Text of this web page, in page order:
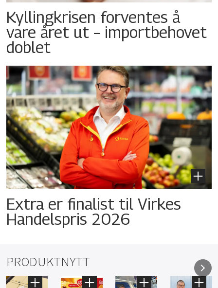
Kyllingkrisen forventes å
vare året ut – importbehovet
doblet
Extra er finalist til Virkes
Handelspris 2026
PRODUKTNYTT